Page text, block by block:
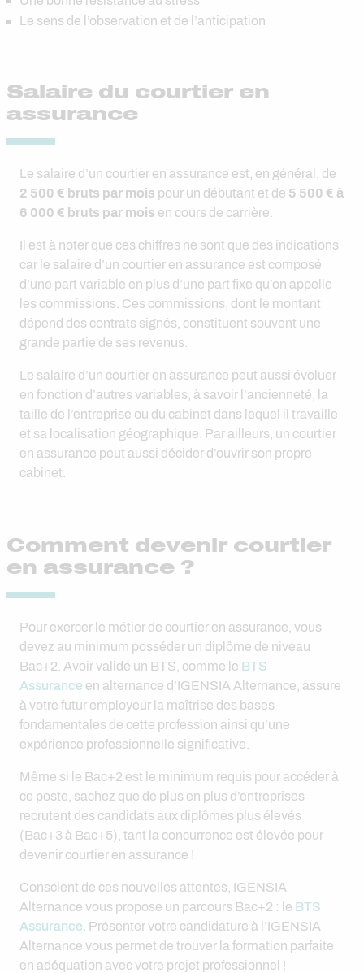
Le sens de l’observation et de l’anticipation
Salaire du courtier en
assurance
Le salaire d’un courtier en assurance est, en général, de
2 500 € bruts par mois pour un débutant et de 5 500 € à
6 000 € bruts par mois en cours de carrière.
Il est à noter que ces chiffres ne sont que des indications
car le salaire d’un courtier en assurance est composé
d’une part variable en plus d’une part fixe qu’on appelle
les commissions. Ces commissions, dont le montant
dépend des contrats signés, constituent souvent une
grande partie de ses revenus.
Le salaire d’un courtier en assurance peut aussi évoluer
en fonction d’autres variables, à savoir l’ancienneté, la
taille de l’entreprise ou du cabinet dans lequel il travaille
et sa localisation géographique. Par ailleurs, un courtier
en assurance peut aussi décider d’ouvrir son propre
cabinet.
Comment devenir courtier
en assurance ?
Pour exercer le métier de courtier en assurance, vous
devez au minimum posséder un diplôme de niveau
Bac+2. Avoir validé un BTS, comme le BTS
Assurance en alternance d’IGENSIA Alternance, assure
à votre futur employeur la maîtrise des bases
fondamentales de cette profession ainsi qu’une
expérience professionnelle significative.
Même si le Bac+2 est le minimum requis pour accéder à
ce poste, sachez que de plus en plus d’entreprises
recrutent des candidats aux diplômes plus élevés
(Bac+3 à Bac+5), tant la concurrence est élevée pour
devenir courtier en assurance !
Conscient de ces nouvelles attentes, IGENSIA
Alternance vous propose un parcours Bac+2 : le BTS
Assurance . Présenter votre candidature à l’IGENSIA
Alternance vous permet de trouver la formation parfaite
en adéquation avec votre projet professionnel !